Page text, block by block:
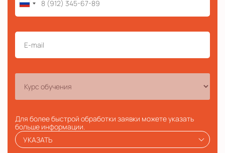
Для более быстрой обработки заявки можете указать
больше информации.
УКАЗАТЬ